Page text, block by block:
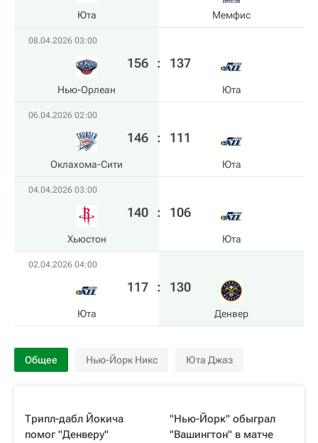
Юта Мемфис
08.04.2026 03:00
Нью-Орлеан
156 : 137
Юта
06.04.2026 02:00
Оклахома-Сити
146 : 111
Юта
04.04.2026 03:00
Хьюстон
140 : 106
Юта
02.04.2026 04:00
Юта
117 : 130
Денвер
Общее Нью-Йорк Никс Юта Джаз
Трипл-дабл Йокича
помог "Денверу"
"Нью-Йорк" обыграл
"Вашингтон" в матче